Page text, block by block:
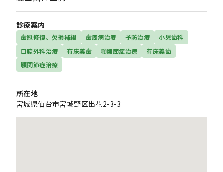
診療案内
歯冠修復、欠損補綴 歯周病治療 予防治療
小児歯科
口腔外科治療
有床義歯 顎関節症治療
有床義歯
顎関節症治療
所在地
宮城県仙台市宮城野区出花2-3-3